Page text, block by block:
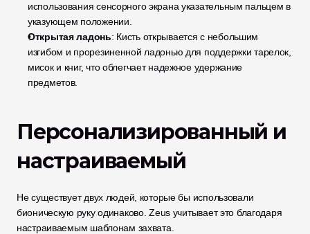
использования сенсорного экрана указательным пальцем в
указующем положении.
Открытая ладонь: Кисть открывается с небольшим
изгибом и прорезиненной ладонью для поддержки тарелок,
мисок и книг, что облегчает надежное удержание
предметов.
Персонализированный и
настраиваемый
Не существует двух людей, которые бы использовали
бионическую руку одинаково. Zeus учитывает это благодаря
настраиваемым шаблонам захвата.